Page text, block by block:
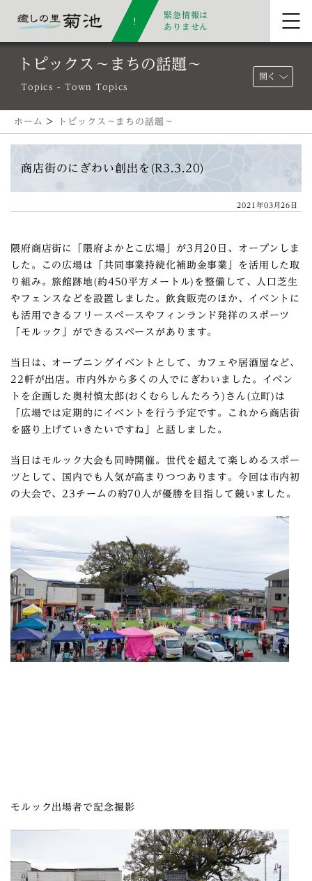
緊急情報は
ありません
トピックス～まちの話題～
Topics - Town Topics
開く
ホーム > トピックス～まちの話題～
商店街のにぎわい創出を(R3.3.20)
2021年03月26日
隈府商店街に「隈府よかとこ広場」が3月20日、オープンしま
した。この広場は「共同事業持続化補助金事業」を活用した取
り組み。旅館跡地(約450平方メートル)を整備して、人口芝生
やフェンスなどを設置しました。飲食販売のほか、イベントに
も活用できるフリースペースやフィンランド発祥のスポーツ
「モルック」ができるスペースがあります。
当日は、オープニングイベントとして、カフェや居酒屋など、
22軒が出店。市内外から多くの人でにぎわいました。イベン
トを企画した奥村慎太郎(おくむらしんたろう)さん(立町)は
「広場では定期的にイベントを行う予定です。これから商店街
を盛り上げていきたいですね」と話しました。
当日はモルック大会も同時開催。世代を超えて楽しめるスポー
ツとして、国内でも人気が高まりつつあります。今回は市内初
の大会で、23チームの約70人が優勝を目指して競いました。
モルック出場者で記念撮影